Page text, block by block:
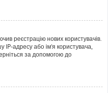
реєстрацію нових користувачів.
IP-адресу або ім'я користувача,
за допомогою до